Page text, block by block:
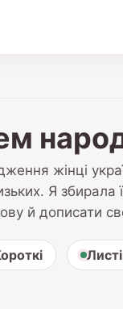
жінці
Я
й дописати